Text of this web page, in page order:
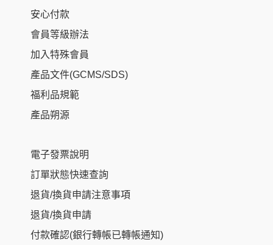
安心付款
會員等級辦法
加入特殊會員
產品文件(GCMS/SDS)
福利品規範
產品朔源
電子發票說明
訂單狀態快速查詢
退貨/換貨申請注意事項
退貨/換貨申請
付款確認(銀行轉帳已轉帳通知)